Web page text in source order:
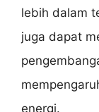
lebih dalam
juga dapat
energi.